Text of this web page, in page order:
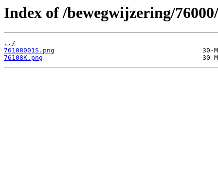
Index of /bewegwijzering/
../
76108001S.png
76108K.png